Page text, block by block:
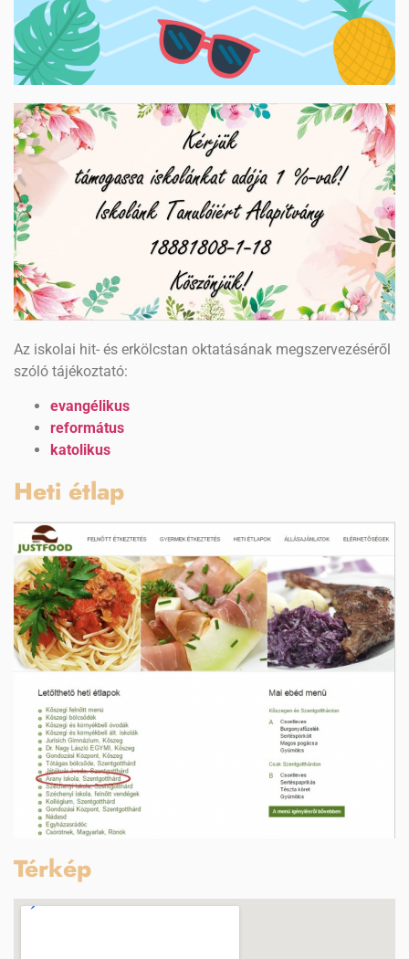
Az iskolai hit- és erkölcstan oktatásának megszervezéséről
szóló tájékoztató:
evangélikus
református
katolikus
Heti étlap
Térkép